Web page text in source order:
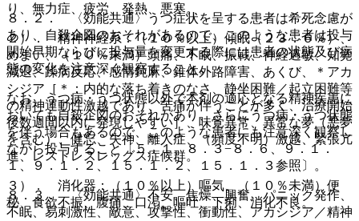
８．２． 〈効能共通〉うつ症状を呈する患者は希死念慮が
あり、自殺企図のおそれがあるので、このような患者は投与
開始早期ならびに投与量を変更する際には患者の状態及び病
態の変化を注意深く観察すること。
なお、うつ病・うつ状態以外で本剤の適応となる精神疾患に
おいても自殺企図のおそれがあり、さらにうつ病・うつ状態
を伴う場合もあるので、このような患者にも注意深く観察し
ながら投与すること〔５．１、８．３−８．６、９．１．
１、９．１．２、１５．１．２、１５．１．３参照〕。
８．３． 〈効能共通〉不安、焦燥、興奮、パニック発作、
不眠、易刺激性、敵意、攻撃性、衝動性、アカシジア／精神
り、無力症、疲労、発熱、悪寒。
２）． 精神神経系：（１０％以上）傾眠（２３．６％）、
めまい、（１０％未満）頭痛、不眠、振戦、神経過敏、知覚
減退、躁病反応、感情鈍麻、錐体外路障害、あくび、＊アカ
シジア［＊：内的な落ち着きのなさ、静坐困難／起立困難等
の精神運動性激越であり、苦痛が伴うことが多く、治療開始
後数週間以内に発現しやすい］、味覚異常、異常な夢（悪夢
を含む）、健忘、失神、離人症、（頻度不明）激越、緊張亢
進、レストレスレッグス症候群。
３）． 消化器：（１０％以上）嘔気、（１０％未満）便
秘、食欲不振、腹痛、口渇、嘔吐、下痢、消化不良。